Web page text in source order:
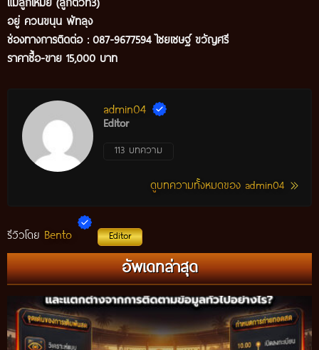
อยู่ ควนขนุน พัทลุง
ช่องทางการติดต่อ : 087-9677594ไชยเชษฐ์ ขวัญศรี
ราคาซื้อ-ขาย 15,000 บาท
admin04
Editor
113 บทความ
ดูบทความทั้งหมดของ admin04
รีวิวโดย Bento Editor
อัพเดทล่าสุด